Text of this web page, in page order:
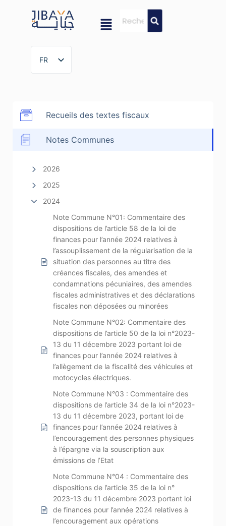
FR
FR
Recueils des textes fiscaux
Notes Communes
2026
2025
2024
Note Commune N°01: Commentaire des
dispositions de l’article 58 de la loi de
finances pour l’année 2024 relatives à
l’assouplissement de la régularisation de la
situation des personnes au titre des
créances fiscales, des amendes et
condamnations pécuniaires, des amendes
fiscales administratives et des déclarations
fiscales non déposées ou minorées
Note Commune N°02: Commentaire des
dispositions de l’article 50 de la loi n°2023-
13 du 11 décembre 2023 portant loi de
finances pour l’année 2024 relatives à
l’allègement de la fiscalité des véhicules et
motocycles électriques.
Note Commune N°03 : Commentaire des
dispositions de l’article 34 de la loi n°2023-
13 du 11 décembre 2023, portant loi de
finances pour l’année 2024 relatives à
l’encouragement des personnes physiques
à l’épargne via la souscription aux
émissions de l’Etat
Note Commune N°04 : Commentaire des
dispositions de l’article 35 de la loi n°
2023-13 du 11 décembre 2023 portant loi
de finances pour l’année 2024 relatives à
l’encouragement aux opérations